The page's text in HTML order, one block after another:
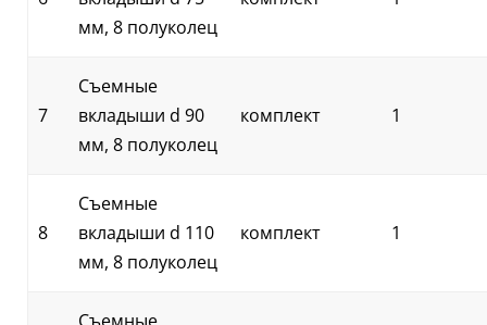
мм, 8 полуколец
7
Съемные
вкладыши d 90
мм, 8 полуколец
комплект 1
8
Съемные
вкладыши d 110
мм, 8 полуколец
комплект 1